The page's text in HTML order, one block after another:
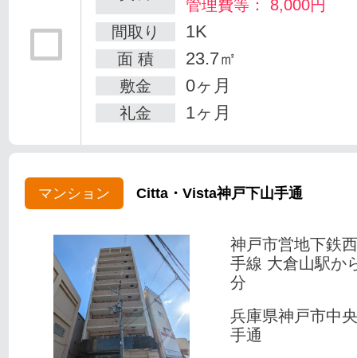
管理費等： 8,000円
間取り
1K
面 積 23.7㎡
敷金 0ヶ月
礼金 1ヶ月
マンション Citta・Vista神戸下山手通
神戸市営地下鉄
手線 大倉山駅か
分
兵庫県神戸市中
手通